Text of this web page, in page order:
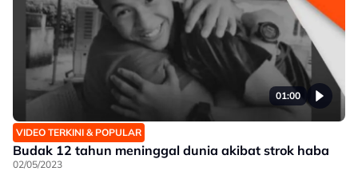
01:00
VIDEO TERKINI & POPULAR
Budak 12 tahun meninggal dunia akibat strok haba
02/05/2023